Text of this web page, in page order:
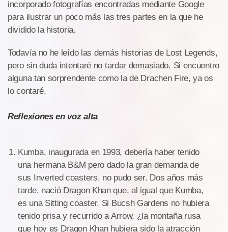
incorporado fotografías encontradas mediante Google
para ilustrar un poco más las tres partes en la que he
dividido la historia.
Todavía no he leído las demás historias de Lost Legends,
pero sin duda intentaré no tardar demasiado. Si encuentro
alguna tan sorprendente como la de Drachen Fire, ya os
lo contaré.
Reflexiones en voz alta
Kumba, inaugurada en 1993, debería haber tenido
una hermana B&M pero dado la gran demanda de
sus Inverted coasters, no pudo ser. Dos años más
tarde, nació Dragon Khan que, al igual que Kumba,
es una Sitting coaster. Si Bucsh Gardens no hubiera
tenido prisa y recurrido a Arrow, ¿la montaña rusa
que hoy es Dragon Khan hubiera sido la atracción